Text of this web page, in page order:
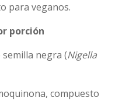
para veganos.
porción
semilla negra (Nigella
compuesto